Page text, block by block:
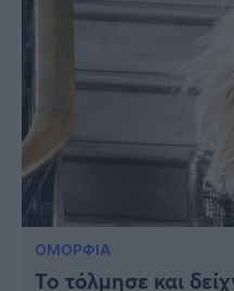
ΟΜΟΡΦΙΑ
Το τόλμησε και